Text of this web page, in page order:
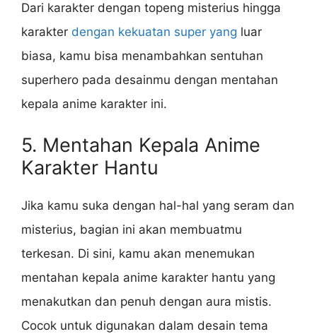
Dari karakter dengan topeng misterius hingga
karakter dengan kekuatan super yang luar
biasa, kamu bisa menambahkan sentuhan
superhero pada desainmu dengan mentahan
kepala anime karakter ini.
5. Mentahan Kepala Anime
Karakter Hantu
Jika kamu suka dengan hal-hal yang seram dan
misterius, bagian ini akan membuatmu
terkesan. Di sini, kamu akan menemukan
mentahan kepala anime karakter hantu yang
menakutkan dan penuh dengan aura mistis.
Cocok untuk digunakan dalam desain tema